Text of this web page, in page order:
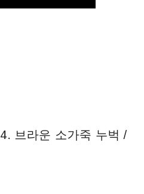
브라운 소가죽 누벅 /